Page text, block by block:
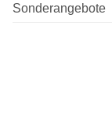
Sonderangebote